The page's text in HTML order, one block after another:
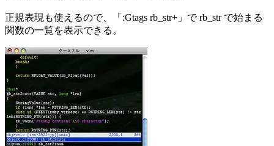
正規表現も使えるので、「:Gtags rb_str+」で rb_str で始まる
関数の一覧を表示できる。